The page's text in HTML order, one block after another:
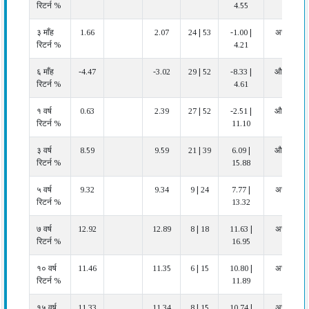
अधिकतम
रिटर्न %
4.55
३ माँह
रिटर्न %
1.66 2.07 24 | 53
-1.00 |
4.21
अच्छा
६ माँह
रिटर्न %
-4.47 -3.02 29 | 52
-8.33 |
4.61
औसत
१ वर्ष
रिटर्न %
0.63 2.39 27 | 52
-2.51 |
11.10
औसत
३ वर्ष
रिटर्न %
8.59 9.59 21 | 39
6.09 |
15.88
औसत
५ वर्ष
रिटर्न %
9.32 9.34 9 | 24
7.77 |
13.32
अच्छा
७ वर्ष
रिटर्न %
12.92 12.89 8 | 18
11.63 |
16.95
अच्छा
१० वर्ष
रिटर्न %
11.46 11.35 6 | 15
10.80 |
11.89
अच्छा